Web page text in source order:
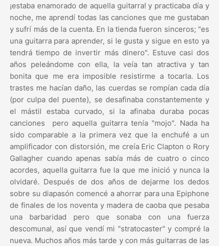
¡estaba enamorado de aquella guitarra! y practicaba día y
noche, me aprendí todas las canciones que me gustaban
y sufrí más de la cuenta. En la tienda fueron sinceros; "es
una guitarra para aprender, si le gusta y sigue en esto ya
tendrá tiempo de invertir más dinero". Estuve casi dos
años peleándome con ella, la veía tan atractiva y tan
bonita que me era imposible resistirme a tocarla. Los
trastes me hacían daño, las cuerdas se rompían cada día
(por culpa del puente), se desafinaba constantemente y
el mástil estaba curvado, si la afinaba duraba pocas
canciones pero aquella guitarra tenía "mojo". Nada ha
sido comparable a la primera vez que la enchufé a un
amplificador con distorsión, me creía Eric Clapton o Rory
Gallagher cuando apenas sabía más de cuatro o cinco
acordes, aquella guitarra fue la que me inició y nunca la
olvidaré. Después de dos años de dejarme los dedos
sobre su diapasón comencé a ahorrar para una Epiphone
de finales de los noventa y madera de caoba que pesaba
una barbaridad pero que sonaba con una fuerza
descomunal, así que vendí mi "stratocaster" y compré la
nueva. Muchos años más tarde y con más guitarras de las